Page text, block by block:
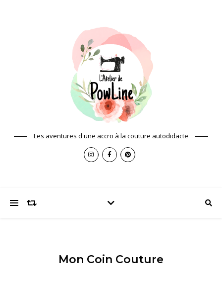
Les aventures d'une accro à la couture autodidacte
Mon Coin Couture